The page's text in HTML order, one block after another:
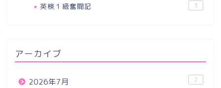
英検１級奮闘記 3
アーカイブ
2026年7月 2